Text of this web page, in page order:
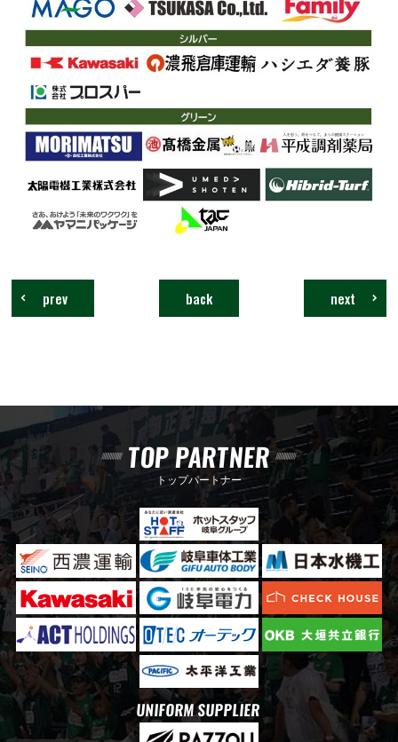
next
back
prev
TOP PARTNER
トップパートナー
UNIFORM SUPPLIER